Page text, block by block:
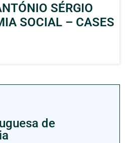
SÉRGIO
SOCIAL – CASES
de